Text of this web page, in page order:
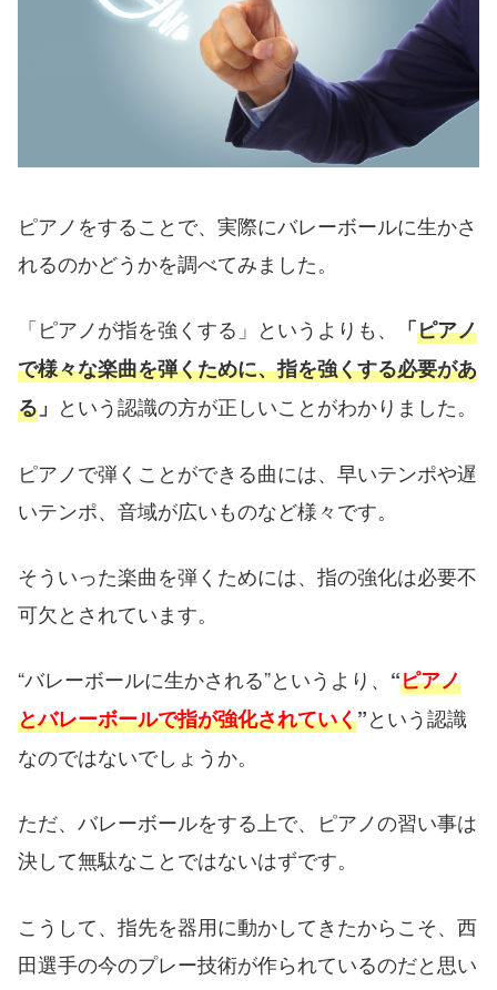
ピアノをすることで、実際にバレーボールに生かさ
れるのかどうかを調べてみました。
「ピアノが指を強くする」というよりも、 「ピアノ
で様々な楽曲を弾くために、指を強くする必要があ
る 」 という認識の方が正しいことがわかりました。
ピアノで弾くことができる曲には、早いテンポや遅
いテンポ、音域が広いものなど様々です。
そういった楽曲を弾くためには、指の強化は必要不
可欠とされています。
“バレーボールに生かされる”というより、 “ピアノ
とバレーボールで指が強化されていく”という認識
なのではないでしょうか。
ただ、バレーボールをする上で、ピアノの習い事は
決して無駄なことではないはずです。
こうして、指先を器用に動かしてきたからこそ、西
田選手の今のプレー技術が作られているのだと思い